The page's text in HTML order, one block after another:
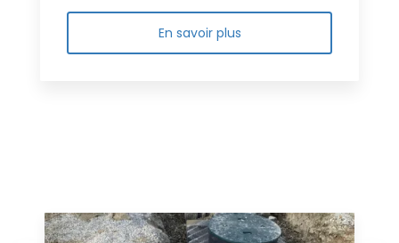
En savoir plus